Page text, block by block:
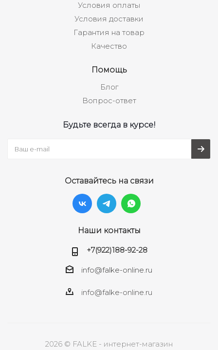
Условия оплаты
Условия доставки
Гарантия на товар
Качество
Помощь
Блог
Вопрос-ответ
Будьте всегда в курсе!
Оставайтесь на связи
Наши контакты
+7(922)188-92-28
info@falke-online.ru
info@falke-online.ru
2026 © FALKE - интернет-магазин